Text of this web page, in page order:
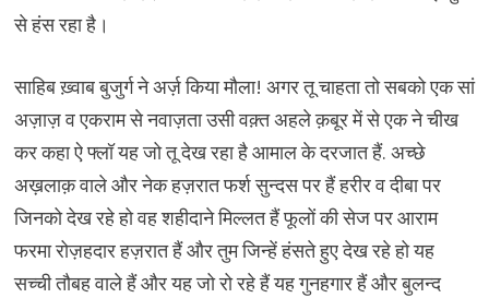
से हंस रहा है।
साहिब ख़्वाब बुजुर्ग ने अर्ज़ किया मौला! अगर तू चाहता तो सबको एक सां
अज़ाज़ व एकराम से नवाज़ता उसी वक़्त अहले क़बूर में से एक ने चीख
कर कहा ऐ फ्लॉ यह जो तू देख रहा है आमाल के दरजात हैं. अच्छे
अख़लाक़ वाले और नेक हज़रात फर्श सुन्दस पर हैं हरीर व दीबा पर
जिनको देख रहे हो वह शहीदाने मिल्लत हैं फूलों की सेज पर आराम
फरमा रोज़हदार हज़रात हैं और तुम जिन्हें हंसते हुए देख रहे हो यह
सच्ची तौबह वाले हैं और यह जो रो रहे हैं यह गुनहगार हैं और बुलन्द